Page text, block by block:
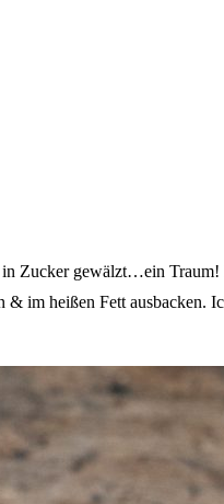
Zucker gewälzt…ein
im heißen Fett ausbacken.